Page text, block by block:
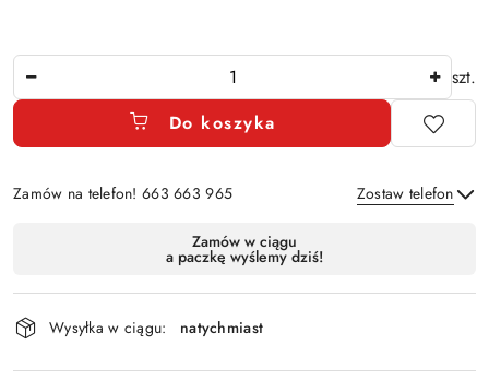
szt.
Do koszyka
Zamów na telefon! 663 663 965 Zostaw telefon
Wyślij
dostawa
Zamów w ciągu
a paczkę wyślemy dziś!
Wysyłka w ciągu: natychmiast